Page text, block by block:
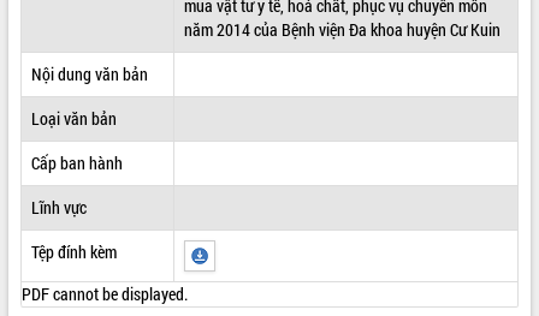
QUY HOẠCH - KẾ HOẠCH
mua vật tư y tế, hoá chất, phục vụ chuyên môn
năm 2014 của Bệnh viện Đa khoa huyện Cư Kuin
Nội dung văn bản
Loại văn bản
Cấp ban hành
Lĩnh vực
Tệp đính kèm
PDF cannot be displayed.